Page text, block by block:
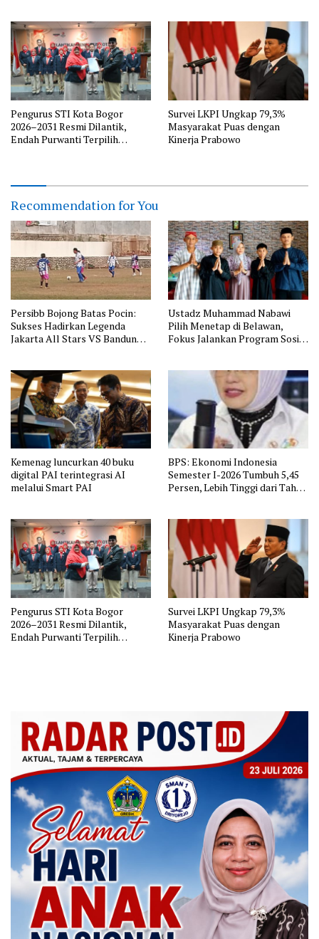
Pengurus STI Kota Bogor
2026–2031 Resmi Dilantik,
Endah Purwanti Terpilih
Survei LKPI Ungkap 79,3%
Masyarakat Puas dengan
Kinerja Prabowo
Recommendation for You
Persibb Bojong Batas Pocin:
Sukses Hadirkan Legenda
Jakarta All Stars VS Bandung
Ustadz Muhammad Nabawi
Pilih Menetap di Belawan,
Fokus Jalankan Program Sosial
Kemenag luncurkan 40 buku
digital PAI terintegrasi AI
melalui Smart PAI
BPS: Ekonomi Indonesia
Semester I-2026 Tumbuh 5,45
Persen, Lebih Tinggi dari Tahun
Pengurus STI Kota Bogor
2026–2031 Resmi Dilantik,
Endah Purwanti Terpilih
Survei LKPI Ungkap 79,3%
Masyarakat Puas dengan
Kinerja Prabowo